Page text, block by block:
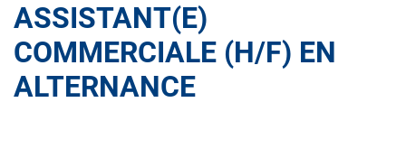
ASSISTANT(E)
COMMERCIALE (H/F) EN
ALTERNANCE